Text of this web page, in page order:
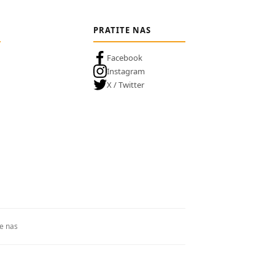
PRATITE NAS
Facebook
Instagram
X / Twitter
nas